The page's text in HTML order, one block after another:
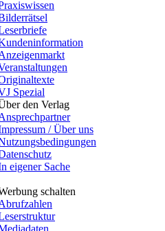
Spezial
den Verlag
/ Über uns
eigener Sache
schalten